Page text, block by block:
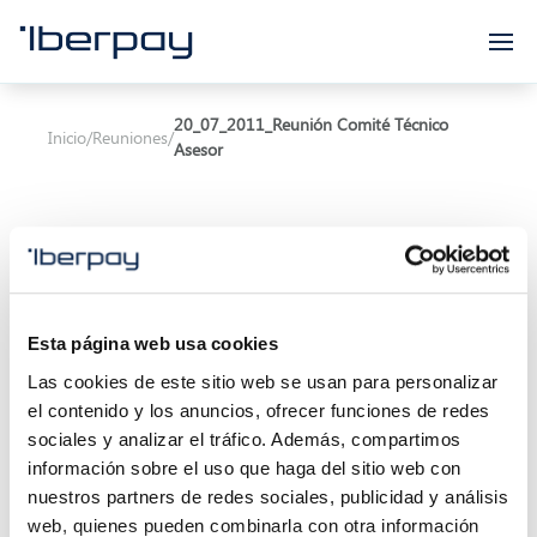
Esta página web usa cookies
Las cookies de este sitio web se usan para personalizar
el contenido y los anuncios, ofrecer funciones de redes
sociales y analizar el tráfico. Además, compartimos
información sobre el uso que haga del sitio web con
nuestros partners de redes sociales, publicidad y análisis
web, quienes pueden combinarla con otra información
Iberpay
Inicio/Reuniones/
20_07_2011_Reunión Comité Técnico
Asesor
Asunto:Reunión Comité Técnico Asesor
Inicio de la reunión:20/07/2011 00:00
Final de la reunión:20/07/2011 00:00
Localización: